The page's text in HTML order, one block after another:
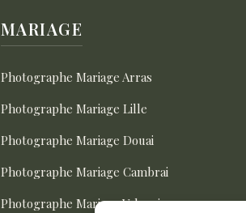
MARIAGE
Photographe Mariage Arras
Photographe Mariage Lille
Photographe Mariage Douai
Photographe Mariage Cambrai
Photographe Mariage Valenciennes